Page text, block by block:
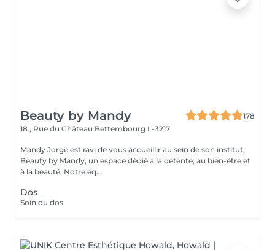
Beauty by Mandy
178
18 , Rue du Château Bettembourg L-3217
Mandy Jorge est ravi de vous accueillir au sein de son institut,
Beauty by Mandy, un espace dédié à la détente, au bien-être et
à la beauté. Notre éq...
Dos
Soin du dos